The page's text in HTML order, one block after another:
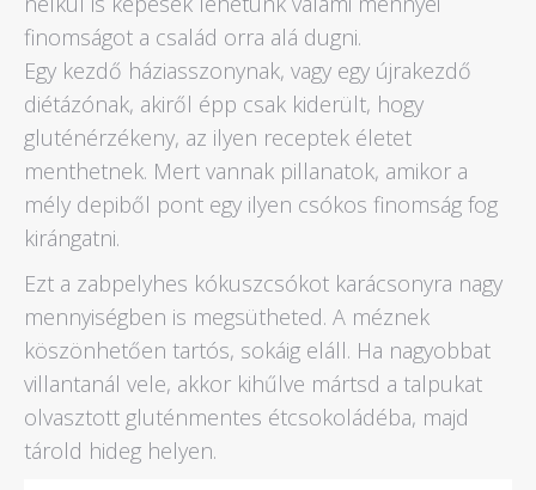
finomságot a család orra alá dugni.
Egy kezdő háziasszonynak, vagy egy újrakezdő
diétázónak, akiről épp csak kiderült, hogy
gluténérzékeny, az ilyen receptek életet
menthetnek. Mert vannak pillanatok, amikor a
mély depiből pont egy ilyen csókos finomság fog
kirángatni.
Ezt a zabpelyhes kókuszcsókot karácsonyra nagy
mennyiségben is megsütheted. A méznek
köszönhetően tartós, sokáig eláll. Ha nagyobbat
villantanál vele, akkor kihűlve mártsd a talpukat
olvasztott gluténmentes étcsokoládéba, majd
tárold hideg helyen.